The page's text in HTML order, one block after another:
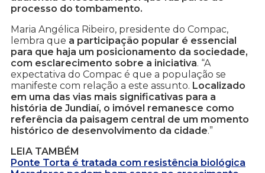
processo do tombamento.
Maria Angélica Ribeiro, presidente do Compac,
lembra que a participação popular é essencial
para que haja um posicionamento da sociedade,
com esclarecimento sobre a iniciativa. “A
expectativa do Compac é que a população se
manifeste com relação a este assunto. Localizado
em uma das vias mais significativas para a
história de Jundiaí, o imóvel remanesce como
referência da paisagem central de um momento
histórico de desenvolvimento da cidade.”
LEIA TAMBÉM
Ponte Torta é tratada com resistência biológica